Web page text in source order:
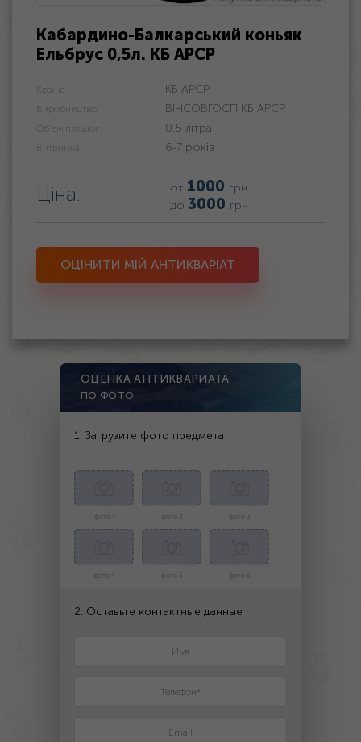
Кабардино-Балкарський коньяк
Ельбрус 0,5л. КБ АРСР
Країна: КБ АРСР
Виробництво: ВІНСОВГОСП КБ АРСР
Об'єм пляшки: 0,5 літра
Витримка: 6-7 років
Ціна: от 1000 грн
до 3000 грн
ОЦІНИТИ МІЙ АНТИКВАРІАТ
ОЦЕНКА АНТИКВАРИАТА
ПО ФОТО
1. Загрузите фото предмета
фото 1 фото 2 фото 3
фото 4 фото 5 фото 6
2. Оставьте контактные данные